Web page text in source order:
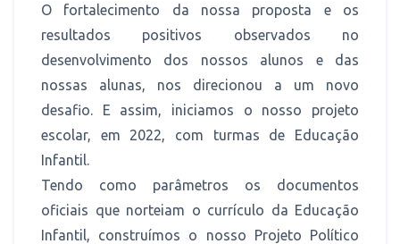
O fortalecimento da nossa proposta e os
resultados positivos observados no
desenvolvimento dos nossos alunos e das
nossas alunas, nos direcionou a um novo
desafio. E assim, iniciamos o nosso projeto
escolar, em 2022, com turmas de Educação
Infantil.
Tendo como parâmetros os documentos
oficiais que norteiam o currículo da Educação
Infantil, construímos o nosso Projeto Político